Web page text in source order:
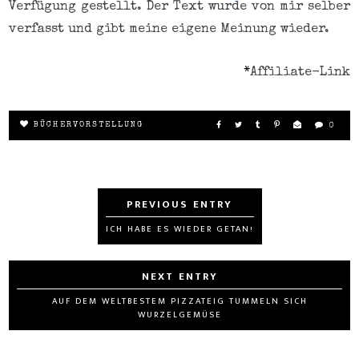
Verfügung gestellt. Der Text wurde von mir selber
verfasst und gibt meine eigene Meinung wieder.
*Affiliate-Link
BÜCHERVORSTELLUNG 0
ICH HABE ES WIEDER GETAN!
AUF DEM WELTBESTEM PIZZATEIG TUMMELN SICH
WURZELGEMÜSE